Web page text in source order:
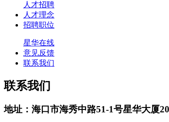
人才招聘
人才理念
招聘职位
星华在线
意见反馈
联系我们
联系我们
地址：海口市海秀中路51-1号星华大厦